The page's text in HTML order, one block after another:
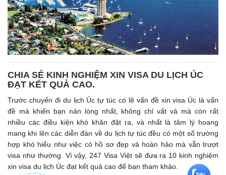
CHIA SẺ KINH NGHIỆM XIN VISA DU LỊCH ÚC
ĐẠT KẾT QUẢ CAO.
Trước chuyến đi du lịch Úc tự túc có lẽ vấn đề xin visa Úc là vấn
đề mà khiến bạn nản lòng nhất, không chỉ vất vả mà còn rất
nhiều các điều kiện khó khăn đặt ra, và nhất là tâm lý hoang
mang khi lên các diễn đàn về du lịch tự túc đều có một số trường
hợp khó hiểu như việc có hồ sơ đẹp và hoàn hảo mà vẫn trượt
visa như thường. Vì vậy, 247 Visa Việt sẽ đưa ra 10 kinh nghiệm
xin visa du lịch Úc đạt kết quả cao để bạn tham khảo.